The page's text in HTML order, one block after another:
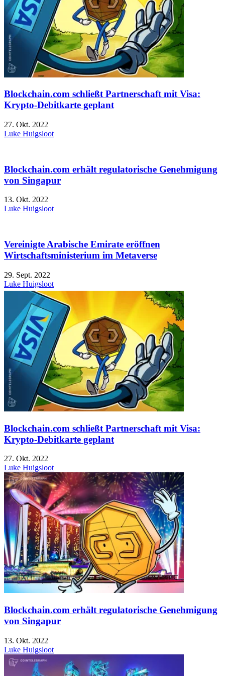
Blockchain.com schließt Partnerschaft mit Visa:
Krypto-Debitkarte geplant
27. Okt. 2022
Luke Huigsloot
Blockchain.com erhält regulatorische Genehmigung
von Singapur
13. Okt. 2022
Luke Huigsloot
Vereinigte Arabische Emirate eröffnen
Wirtschaftsministerium im Metaverse
29. Sept. 2022
Luke Huigsloot
Blockchain.com schließt Partnerschaft mit Visa:
Krypto-Debitkarte geplant
27. Okt. 2022
Luke Huigsloot
Blockchain.com erhält regulatorische Genehmigung
von Singapur
13. Okt. 2022
Luke Huigsloot